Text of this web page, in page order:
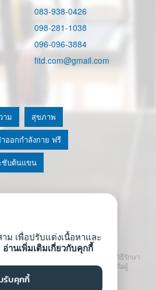
083-938-0426
098-281-1038
096-096-3884
fitd.com@gmail.com
นส่วนตัว|เงื่อนไขการใช้เว็บ
ช้แทนคำปรึกษา คำแนะนำ วินิจฉัย หรือวิธีรักษา
พทย์ได้ เราสนับสนุนให้ปรึกษาแพทย์หรือผู้
ครั้ง
าม สุขภาพ
ออกกำลังกาย ฟรี
ชับต้นแขน
ม เพื่อปรับแต่งเนื้อหาและ
อ่านเพิ่มเติมเกี่ยวกับคุกกี้
รับคุกกี้